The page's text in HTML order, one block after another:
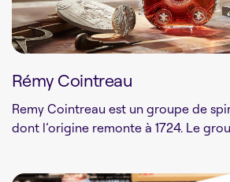
Rémy Cointreau
Remy Cointreau est un groupe de
dont l’origine remonte à 1724. Le